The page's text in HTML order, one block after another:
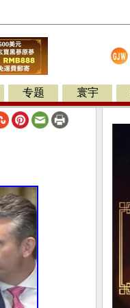
专题 寰宇